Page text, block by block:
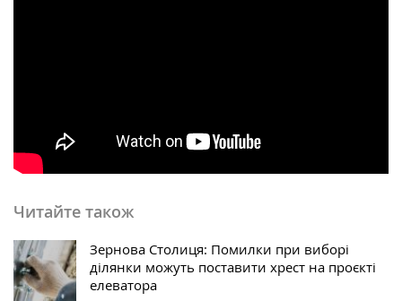
Читайте також
Зернова Столиця: Помилки при виборі
ділянки можуть поставити хрест на проєкті
елеватора